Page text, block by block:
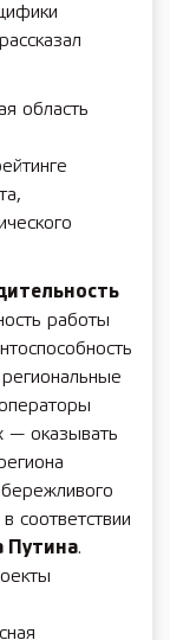
область
работы
— оказывать
соответствии
Путина.